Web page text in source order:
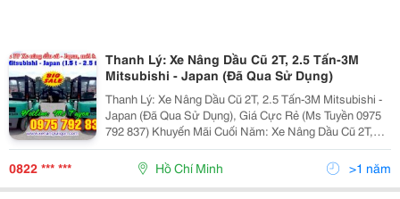
Thanh Lý: Xe Nâng Dầu Cũ 2T, 2.5 Tấn-3M
Mitsubishi - Japan (Đã Qua Sử Dụng)
Thanh Lý: Xe Nâng Dầu Cũ 2T, 2.5 Tấn-3M Mitsubishi -
Japan (Đã Qua Sử Dụng), Giá Cực Rẻ (Ms Tuyền 0975
792 837) Khuyến Mãi Cuối Năm: Xe Nâng Dầu Cũ 2T,
2.5 Tấn-3M Mitsubishi - Japan, Mới 85%, Giá Cực Rẻ
Thanh Lý Gấp : Xe Nâng Dầu (Diesel) , Xe
0822 *** *** Hồ Chí Minh >1 năm